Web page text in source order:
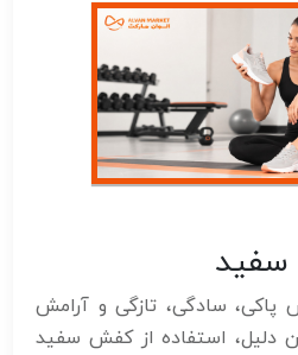
سفید
سادگی، تازگی و آرامش
دلیل، استفاده از کفش سفید